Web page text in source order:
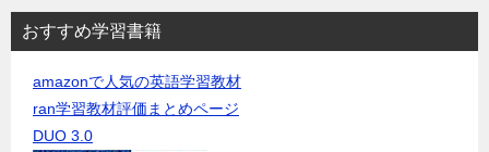
おすすめ学習書籍
amazonで人気の英語学習教材
ran学習教材評価まとめページ
DUO 3.0